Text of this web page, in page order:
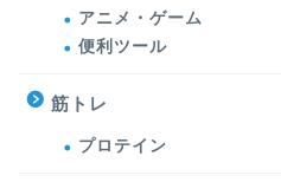
アニメ・ゲーム
便利ツール
筋トレ
プロテイン